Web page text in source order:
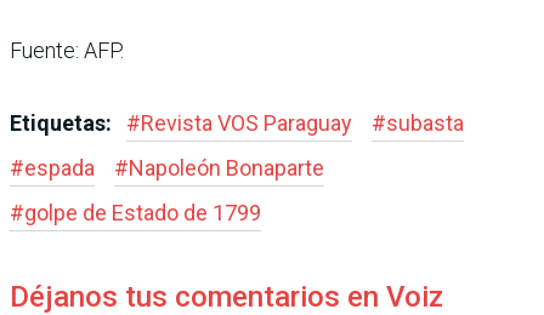
Fuente: AFP.
Etiquetas: #Revista VOS Paraguay #subasta
#espada #Napoleón Bonaparte
#golpe de Estado de 1799
Déjanos tus comentarios en Voiz